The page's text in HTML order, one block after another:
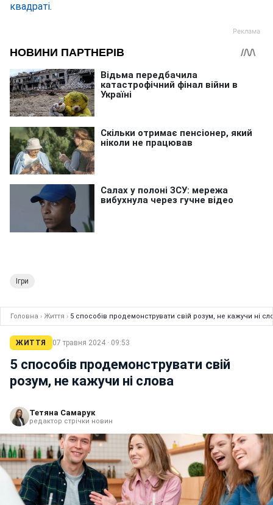
квадраті.
Ігри
Головна › Життя › 5 способів продемонструвати свій розум, не кажучи ні
ЖИТТЯ 07 травня 2024 · 09:53
5 способів продемонструвати свій
розум, не кажучи ні слова
Тетяна Самарук
редактор стрічки новин